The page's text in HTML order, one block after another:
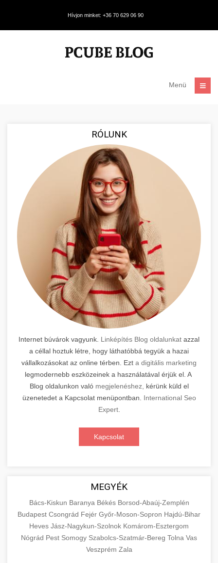
Hívjon minket: +36 70 629 06 90
Menü
RÓLUNK
Internet búvárok vagyunk. Linképítés Blog oldalunkat azzal
a céllal hoztuk létre, hogy láthatóbbá tegyük a hazai
vállalkozásokat az online térben. Ezt a digitális marketing
legmodernebb eszközeinek a használatával érjük el. A
Blog oldalunkon való megjelenéshez,
kérünk küld el
üzenetedet a Kapcsolat menüpontban. International Seo
Expert.
Kapcsolat
MEGYÉK
Bács-Kiskun Baranya Békés Borsod-Abaúj-Zemplén
Budapest Csongrád Fejér Győr-Moson-Sopron Hajdú-Bihar
Heves Jász-Nagykun-Szolnok Komárom-Esztergom
Nógrád Pest Somogy Szabolcs-Szatmár-Bereg Tolna Vas
Veszprém Zala